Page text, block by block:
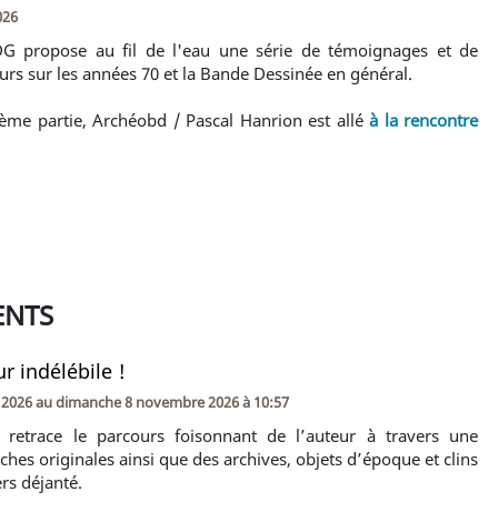
propose au fil de l'eau une série de témoignages et de
sur les années 70 et la Bande Dessinée en général.
partie, Archéobd / Pascal Hanrion est allé à la rencontre
indélébile !
audimanche 8 novembre 2026 à 10:57
retrace le parcours foisonnant de l’auteur à travers une
originales ainsi que des archives, objets d’époque et clins
déjanté.